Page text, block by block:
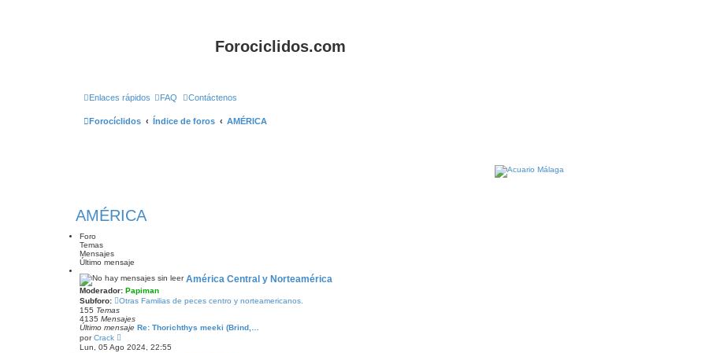
Forociclidos.com
Enlaces rápidos FAQ Contáctenos
Forocíclidos Índice de foros AMÉRICA
AMÉRICA
Foro
Temas
Mensajes
Último mensaje
América Central y Norteamérica
Moderador: Papiman
Subforo:
Otras Familias de peces centro y norteamericanos.
155 Temas
4135 Mensajes
Último mensaje Re: Thorichthys meeki (Brind,…
porCrack
e
Lun, 05 Ago 2024, 22:55